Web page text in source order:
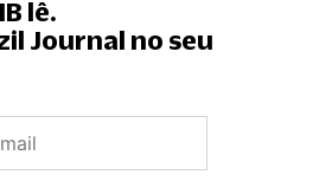
lê.
Journal no seu